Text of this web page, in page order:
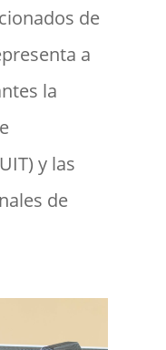
de
a
la
y las
de